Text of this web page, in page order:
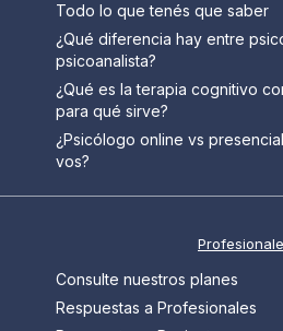
Todo lo que tenés que saber
¿Qué diferencia hay entre
psicoanalista?
¿Qué es la terapia cognitivo
para qué sirve?
¿Psicólogo online vs
vos?
Consulte nuestros planes
Respuestas a Profesionales